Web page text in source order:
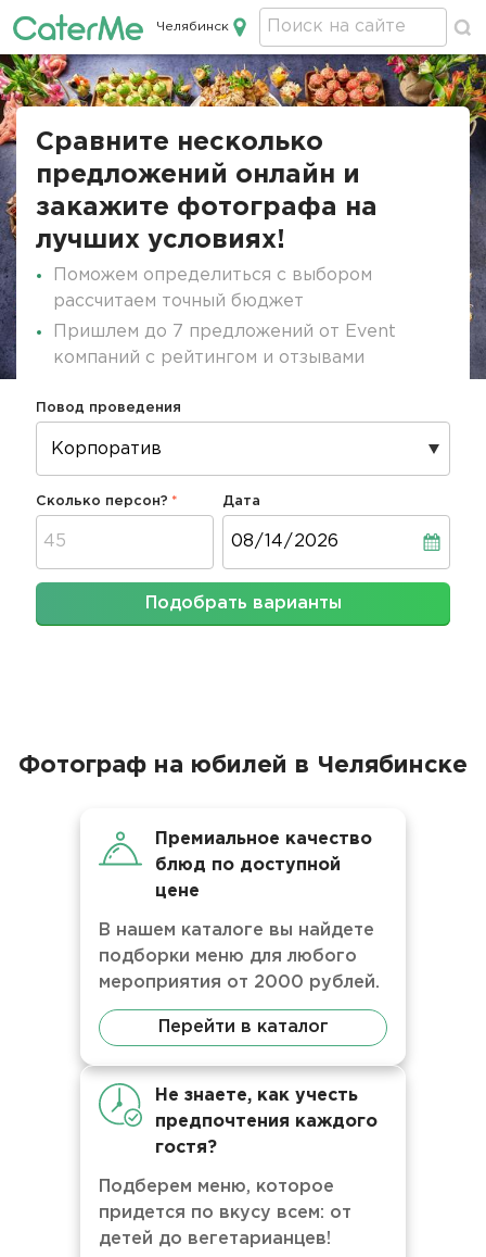
Кейтеринг в Челябинске
Челябинск
Строка
Сравните несколько
предложений онлайн и
закажите фотографа на
лучших условиях!
Поможем определиться с выбором
рассчитаем точный бюджет
Пришлем до 7 предложений от Event
компаний с рейтингом и отзывами
Повод проведения
Сколько персон? Дата
Подобрать варианты
Фотограф на юбилей в Челябинске
Премиальное качество
блюд по доступной
цене
В нашем каталоге вы найдете
подборки меню для любого
мероприятия от 2000 рублей.
Перейти в каталог
Не знаете, как учесть
предпочтения каждого
гостя?
Подберем меню, которое
придется по вкусу всем: от
детей до вегетарианцев!